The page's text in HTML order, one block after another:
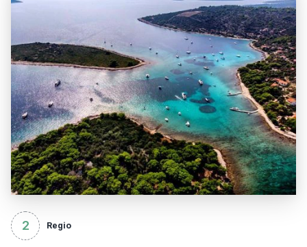
2 Regio